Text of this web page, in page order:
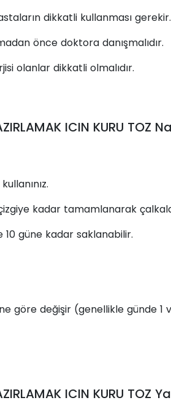
dikkatli kullanması gerekir.
önce doktora danışmalıdır.
olanlar dikkatli olmalıdır.
ICIN KURU TOZ
kadar tamamlanarak
10 güne kadar saklanabilir.
göre değişir (genellikle günde 1
ICIN KURU TOZ